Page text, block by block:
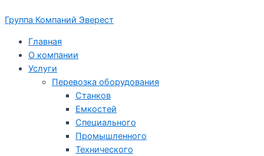
к
содержимому
Группа Компаний Эверест
Главная
О компании
Услуги
Перевозка оборудования
Станков
Емкостей
Специального
Промышленного
Технического